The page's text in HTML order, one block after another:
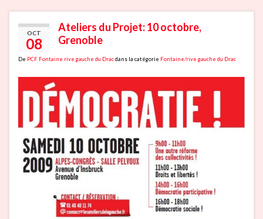
OCT
08
Ateliers du Projet: 10 octobre,
Grenoble
De PCF Fontaine rive gauche du Dracdans la catégorie Fontaine/rive gauche du Drac